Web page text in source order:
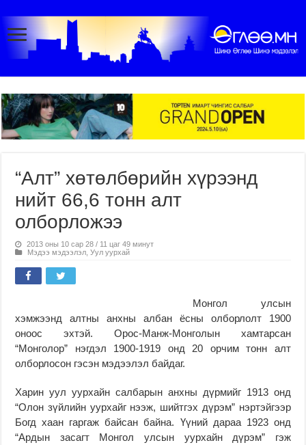
“Алт” хөтөлбөрийн хүрээнд
нийт 66,6 тонн алт
олборложээ
2013 оны 10 сар 28 / 11 цаг 49 минут
Мэдээ мэдээлэл ,Уул уурхай
Монгол улсын
хэмжээнд алтны анхны албан ёсны олборлолт 1900
оноос эхтэй. Орос-Манж-Монголын хамтарсан
“Монголор” нэгдэл 1900-1919 онд 20 орчим тонн алт
олборлосон гэсэн мэдээлэл байдаг.
Харин уул уурхайн салбарын анхны дүрмийг 1913 онд
“Олон зүйлийн уурхайг нээж, шийтгэх дүрэм” нэртэйгээр
Богд хаан гаргаж байсан байна. Үүний дараа 1923 онд
“Ардын засагт Монгол улсын уурхайн дүрэм” гэж